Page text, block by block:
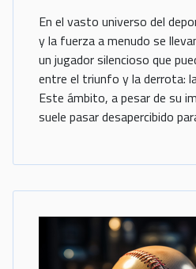
En el vasto universo del
y la fuerza a menudo se
un jugador silencioso que
entre el triunfo y la derrota:
Este ámbito, a pesar de su
suele pasar desapercibido